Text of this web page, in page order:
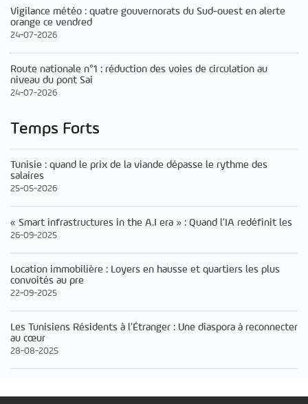
Vigilance météo : quatre gouvernorats du Sud-ouest en alerte
orange ce vendred
24-07-2026
Route nationale n°1 : réduction des voies de circulation au
niveau du pont Sai
24-07-2026
Temps Forts
Tunisie : quand le prix de la viande dépasse le rythme des
salaires
25-05-2026
« Smart infrastructures in the A.I era » : Quand l’IA redéfinit les
26-09-2025
Location immobilière : Loyers en hausse et quartiers les plus
convoités au pre
22-09-2025
Les Tunisiens Résidents à l’Étranger : Une diaspora à reconnecter
au cœur
28-08-2025